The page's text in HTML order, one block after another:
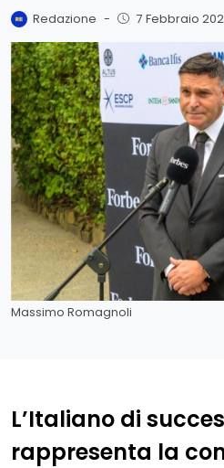
Redazione - 7 Febbraio
Massimo Romagnoli
L’Italiano di
rappresenta la